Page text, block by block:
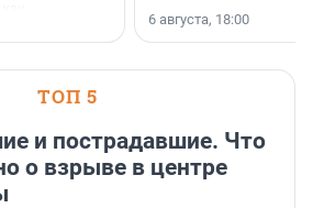
6 августа, 18:00
ТОП 5
и пострадавшие. Что
о взрыве в центре